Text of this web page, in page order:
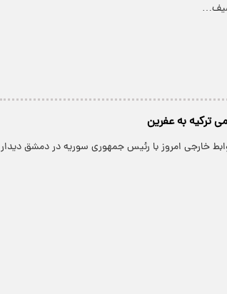
ترکیه به عفرین
خارجی امروز با رئیس جمهوری سوریه در دمشق دیدار